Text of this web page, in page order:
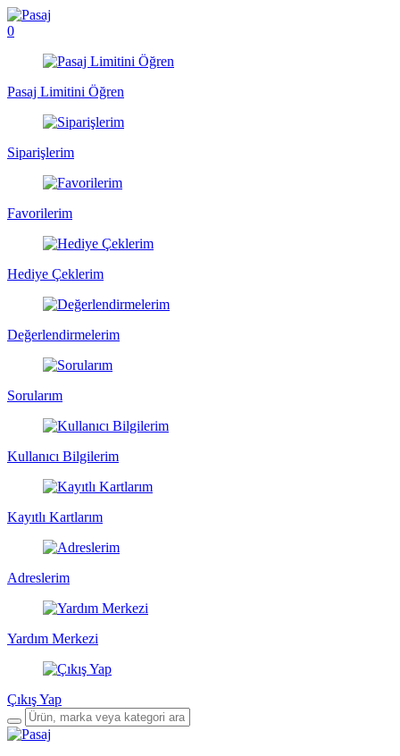
0
Pasaj Limitini Öğren
Siparişlerim
Favorilerim
Hediye Çeklerim
Değerlendirmelerim
Sorularım
Kullanıcı Bilgilerim
Kayıtlı Kartlarım
Adreslerim
Yardım Merkezi
Çıkış Yap